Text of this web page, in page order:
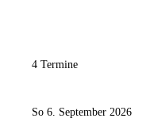
4 Termine
So 6. September 2026